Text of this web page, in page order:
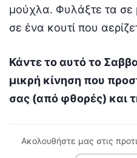
μούχλα. Φυλάξτε τα σε
σε ένα κουτί που
Κάντε το αυτό το
μικρή κίνηση που
σας (από φθορές) και
Ακολουθήστε μας στις